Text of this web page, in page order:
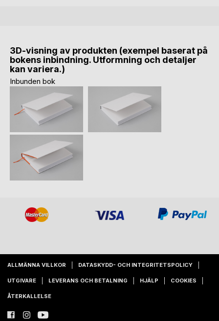
3D-visning av produkten (exempel baserat på
bokens inbindning. Utformning och detaljer
kan variera.)
Inbunden bok
ALLMÄNNA VILLKOR DATASKYDD- OCH INTEGRITETSPOLICY
UTGIVARE LEVERANS OCH BETALNING HJÄLP COOKIES
ÅTERKALLELSE